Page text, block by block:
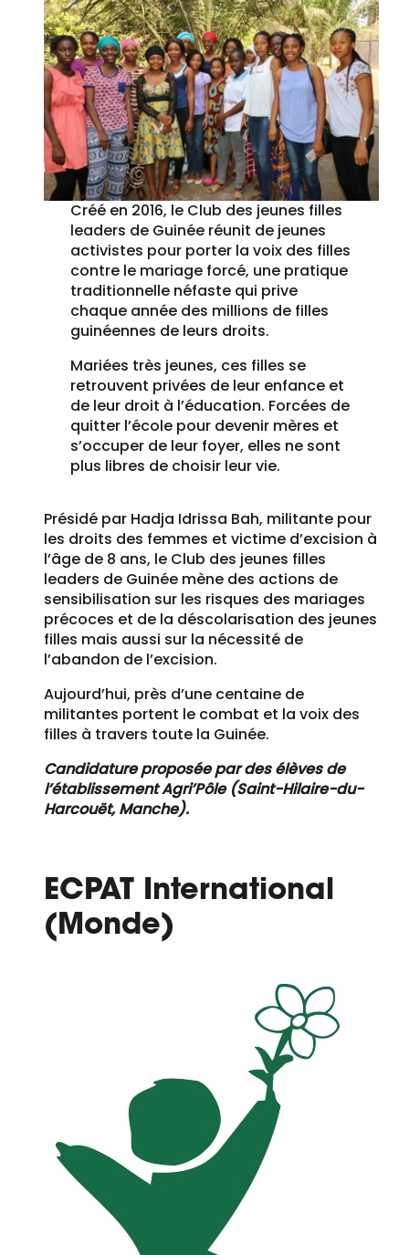
Créé en 2016, le Club des jeunes filles
leaders de Guinée réunit de jeunes
activistes pour porter la voix des filles
contre le mariage forcé, une pratique
traditionnelle néfaste qui prive
chaque année des millions de filles
guinéennes de leurs droits.
Mariées très jeunes, ces filles se
retrouvent privées de leur enfance et
de leur droit à l’éducation. Forcées de
quitter l’école pour devenir mères et
s’occuper de leur foyer, elles ne sont
plus libres de choisir leur vie.
Présidé par Hadja Idrissa Bah, militante pour
les droits des femmes et victime d’excision à
l’âge de 8 ans, le Club des jeunes filles
leaders de Guinée mène des actions de
sensibilisation sur les risques des mariages
précoces et de la déscolarisation des jeunes
filles mais aussi sur la nécessité de
l’abandon de l’excision.
Aujourd’hui, près d’une centaine de
militantes portent le combat et la voix des
filles à travers toute la Guinée.
Candidature proposée par des élèves de
l’établissement Agri’Pôle (Saint-Hilaire-du-
Harcouët, Manche).
ECPAT International
(Monde)